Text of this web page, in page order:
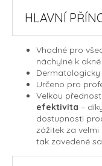
HLAVNÍ
Vhodné pro
náchylné k akné
Určeno pro
Velkou
efektivita –
dostupnosti
zážitek za
tak zavedené